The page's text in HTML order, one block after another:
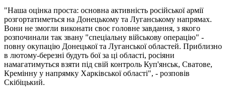
"Наша оцінка проста: основна активність російської армії
розгортатиметься на Донецькому та Луганському напрямах.
Вони не змогли виконати своє головне завдання, з якого
розпочинали так звану "спеціальну військову операцію" -
повну окупацію Донецької та Луганської областей. Приблизно
в лютому-березні будуть бої за ці області, росіяни
намагатимуться взяти під свій контроль Куп'янськ, Сватове,
Кремінну у напрямку Харківської області", - розповів
Скібіцький.